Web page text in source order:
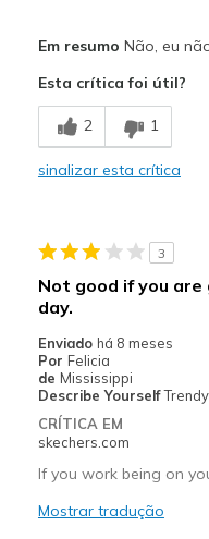
Contras
Not good if you work on
Poor Cushioning
None
Width
Sizing
View On Shoes
Em resumo Não, eu
Esta crítica foi útil?
2 1
sinalizar esta crítica
3
Not good if you
day.
Enviado há 8 meses
Por Felicia
de Mississippi
Describe YourselfTrendy
CRÍTICA EM
skechers.com
If you work being on
Mostrar tradução